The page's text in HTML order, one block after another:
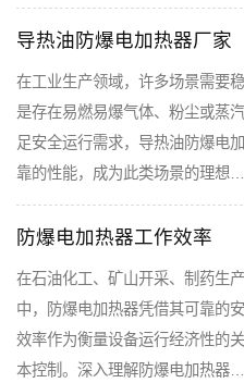
导热油防爆电加热器厂家
在工业生产领域，许多场景需要
是存在易燃易爆气体、粉尘或蒸
足安全运行需求，导热油防爆电
靠的性能，成为此类场景的理想…
防爆电加热器工作效率
在石油化工、矿山开采、制药生
中，防爆电加热器凭借其可靠的
效率作为衡量设备运行经济性的
本控制。深入理解防爆电加热器…